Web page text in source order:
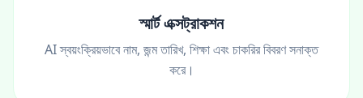
স্মার্ট এক্সট্রাকশন
AI স্বয়ংক্রিয়ভাবে নাম, জন্ম তারিখ, শিক্ষা এবং চাকরির বিবরণ সনাক্ত
করে।